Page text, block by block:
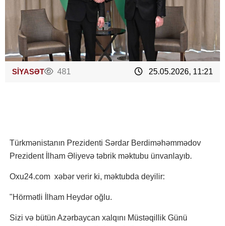
SİYASƏT 481 25.05.2026, 11:21
Türkmənistanın Prezidenti Sərdar Berdiməhəmmədov
Prezident İlham Əliyevə təbrik məktubu ünvanlayıb.
Oxu24.com xəbər verir ki, məktubda deyilir:
"Hörmətli İlham Heydər oğlu.
Sizi və bütün Azərbaycan xalqını Müstəqillik Günü